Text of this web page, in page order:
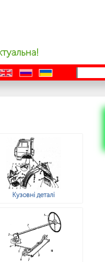
en ru
uk
Кузовні деталі